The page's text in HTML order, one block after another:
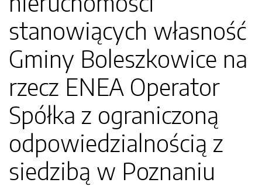
stanowiących własność
Gminy Boleszkowice na
rzecz ENEA Operator
Spółka z ograniczoną
odpowiedzialnością z
siedzibą w Poznaniu